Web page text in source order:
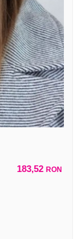
183,52 RON